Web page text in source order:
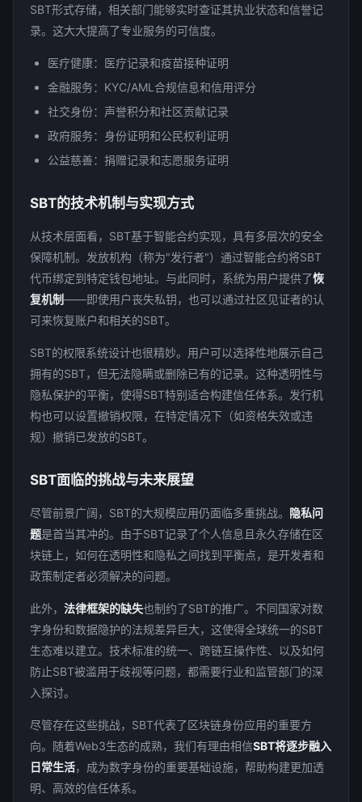
SBT形式存储，相关部门能够实时查证其执业状态和信誉记
录。这大大提高了专业服务的可信度。
医疗健康：医疗记录和疫苗接种证明
金融服务：KYC/AML合规信息和信用评分
社交身份：声誉积分和社区贡献记录
政府服务：身份证明和公民权利证明
公益慈善：捐赠记录和志愿服务证明
SBT的技术机制与实现方式
从技术层面看，SBT基于智能合约实现，具有多层次的安全
保障机制。发放机构（称为"发行者"）通过智能合约将SBT
代币绑定到特定钱包地址。与此同时，系统为用户提供了恢
复机制——即使用户丧失私钥，也可以通过社区见证者的认
可来恢复账户和相关的SBT。
SBT的权限系统设计也很精妙。用户可以选择性地展示自己
拥有的SBT，但无法隐瞒或删除已有的记录。这种透明性与
隐私保护的平衡，使得SBT特别适合构建信任体系。发行机
构也可以设置撤销权限，在特定情况下（如资格失效或违
规）撤销已发放的SBT。
SBT面临的挑战与未来展望
尽管前景广阔，SBT的大规模应用仍面临多重挑战。 隐私问
题是首当其冲的。由于SBT记录了个人信息且永久存储在区
块链上，如何在透明性和隐私之间找到平衡点，是开发者和
政策制定者必须解决的问题。
此外， 法律框架的缺失也制约了SBT的推广。不同国家对数
字身份和数据隐护的法规差异巨大，这使得全球统一的SBT
生态难以建立。技术标准的统一、跨链互操作性、以及如何
防止SBT被滥用于歧视等问题，都需要行业和监管部门的深
入探讨。
尽管存在这些挑战，SBT代表了区块链身份应用的重要方
向。随着Web3生态的成熟，我们有理由相信SBT将逐步融入
日常生活，成为数字身份的重要基础设施，帮助构建更加透
明、高效的信任体系。